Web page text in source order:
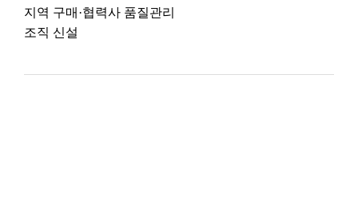
지역 구매·협력사 품질관리
조직 신설